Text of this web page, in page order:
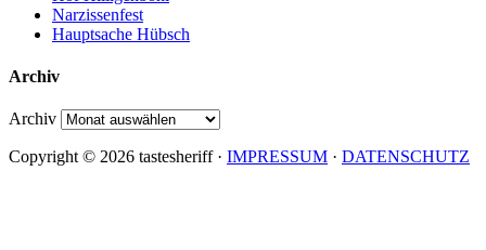
Narzissenfest
Hauptsache Hübsch
Archiv
Archiv
Copyright © 2026 tastesheriff · IMPRESSUM · DATENSCHUTZ